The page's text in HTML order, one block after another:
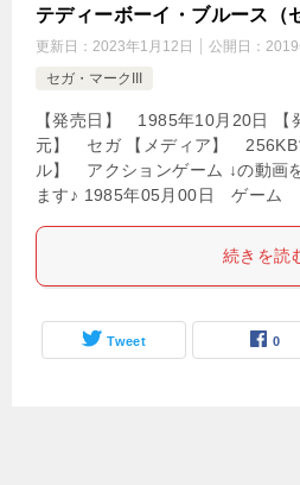
テディーボーイ・ブルース（
更新日： 2023年1月12日 公開日： 2019
セガ・マークIII
【発売日】 1985年10月20日
元】 セガ 【メディア】 256KB
ル】 アクションゲーム ↓の動画
ます♪ 1985年05月00日 ゲーム
続きを読
Tweet 0